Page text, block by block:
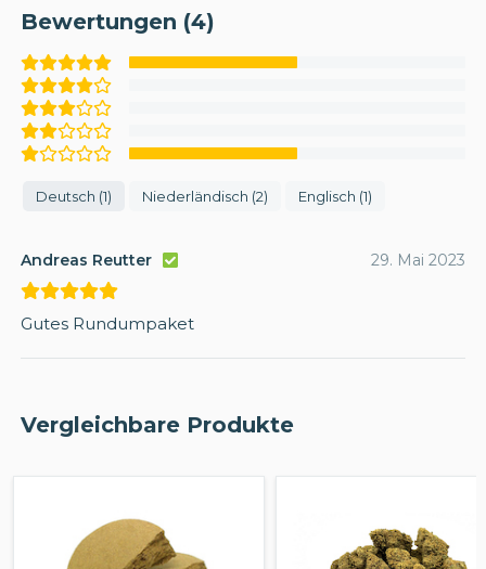
Bewertungen (4)
Deutsch (1) Niederländisch (2) Englisch (1)
Andreas Reutter 29. Mai 2023
Gutes Rundumpaket
Vergleichbare Produkte